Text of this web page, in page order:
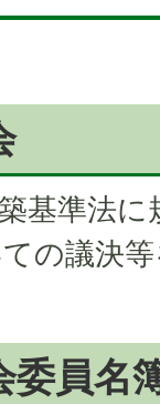
基準法
の議決
委員名